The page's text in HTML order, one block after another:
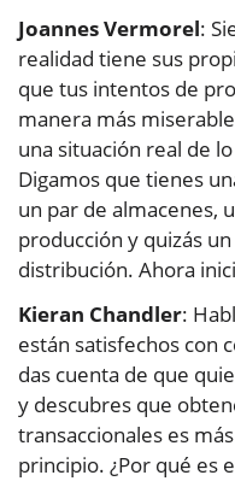
Joannes Vermorel:
realidad tiene sus
que tus intentos de
manera más
una situación real de
Digamos que tienes
un par de almacenes,
producción y quizás
distribución. Ahora
Kieran Chandler:
están satisfechos con
das cuenta de que
y descubres que
transaccionales es
principio. ¿Por qué es